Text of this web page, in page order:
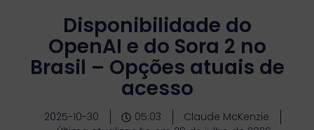
Disponibilidade do
OpenAI e do Sora 2 no
Brasil – Opções atuais de
acesso
2025-10-30 05:03
Claude McKenzie